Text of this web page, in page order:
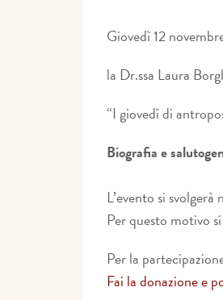
Giovedì 12
la Dr.ssa Laura
“I giovedì di
Biografia e
L’evento si
Per questo motivo
Per la
Fai la donazione e